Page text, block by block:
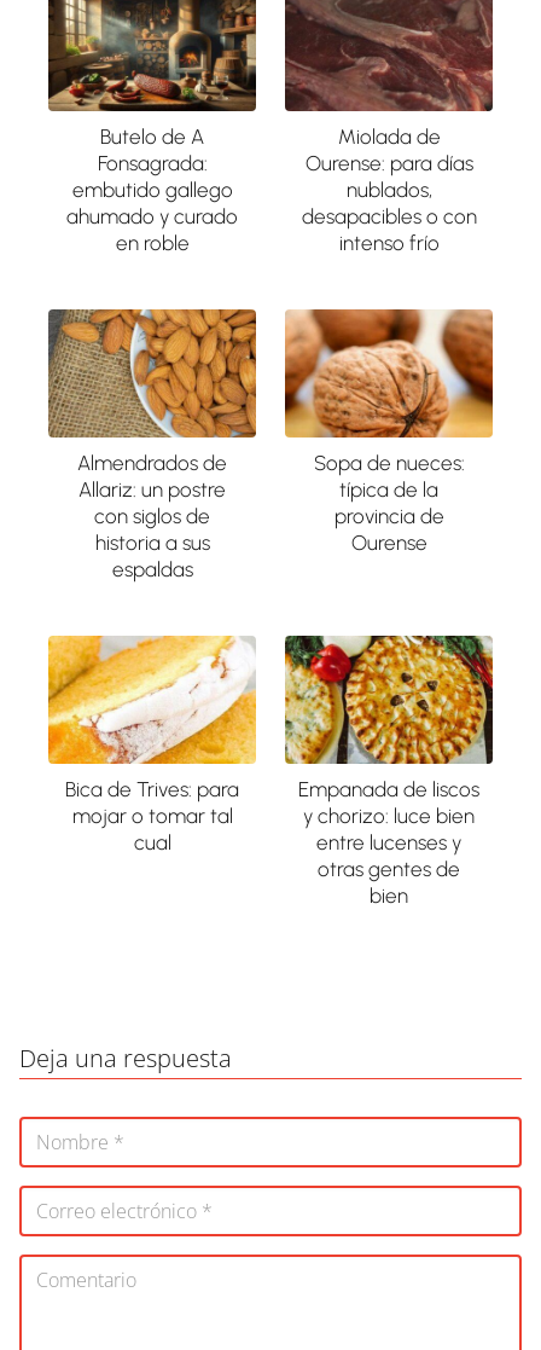
Butelo de A
Fonsagrada:
embutido gallego
ahumado y curado
en roble
Miolada de
Ourense: para días
nublados,
desapacibles o con
intenso frío
Almendrados de
Allariz: un postre
con siglos de
historia a sus
espaldas
Sopa de nueces:
típica de la
provincia de
Ourense
Bica de Trives: para
mojar o tomar tal
cual
Empanada de liscos
y chorizo: luce bien
entre lucenses y
otras gentes de
bien
Deja una respuesta